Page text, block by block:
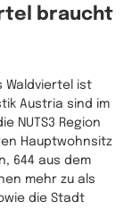
braucht
Waldviertel ist
Austria sind im
NUTS3 Region
Hauptwohnsitz
644 aus dem
mehr zu als
die Stadt